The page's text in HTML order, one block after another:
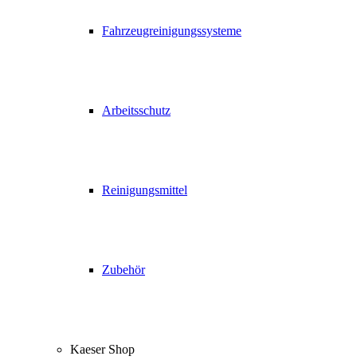
Fahrzeugreinigungssysteme
Arbeitsschutz
Reinigungsmittel
Zubehör
Kaeser Shop